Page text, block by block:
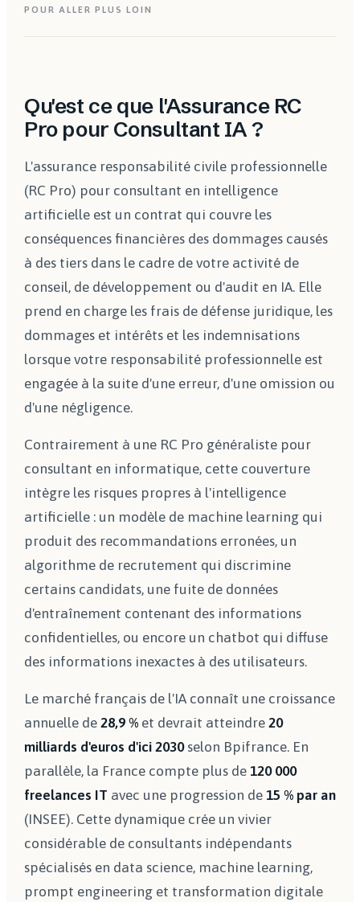
POUR ALLER PLUS LOIN
Qu'est ce que l'Assurance RC
Pro pour Consultant IA ?
L'assurance responsabilité civile professionnelle
(RC Pro) pour consultant en intelligence
artificielle est un contrat qui couvre les
conséquences financières des dommages causés
à des tiers dans le cadre de votre activité de
conseil, de développement ou d'audit en IA. Elle
prend en charge les frais de défense juridique, les
dommages et intérêts et les indemnisations
lorsque votre responsabilité professionnelle est
engagée à la suite d'une erreur, d'une omission ou
d'une négligence.
Contrairement à une RC Pro généraliste pour
consultant en informatique, cette couverture
intègre les risques propres à l'intelligence
artificielle : un modèle de machine learning qui
produit des recommandations erronées, un
algorithme de recrutement qui discrimine
certains candidats, une fuite de données
d'entraînement contenant des informations
confidentielles, ou encore un chatbot qui diffuse
des informations inexactes à des utilisateurs.
Le marché français de l'IA connaît une croissance
annuelle de 28,9 % et devrait atteindre 20
milliards d'euros d'ici 2030selon Bpifrance. En
parallèle, la France compte plus de 120 000
freelances IT avec une progression de 15 % par an
(INSEE). Cette dynamique crée un vivier
considérable de consultants indépendants
spécialisés en data science, machine learning,
prompt engineering et transformation digitale